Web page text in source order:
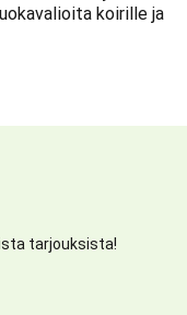
koirille ja
tarjouksista!